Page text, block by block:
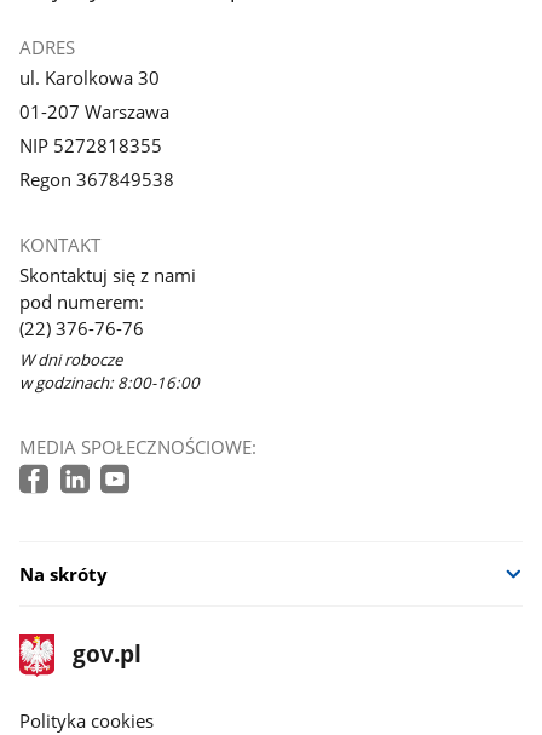
ADRES
ul. Karolkowa 30
01-207 Warszawa
NIP 5272818355
Regon 367849538
KONTAKT
Skontaktuj się z nami
pod numerem:
(22) 376-76-76
W dni robocze
w godzinach: 8:00-16:00
MEDIA SPOŁECZNOŚCIOWE:
Na skróty
stopka
gov.pl
Strona
gov.pl
gov.pl
Polityka cookies